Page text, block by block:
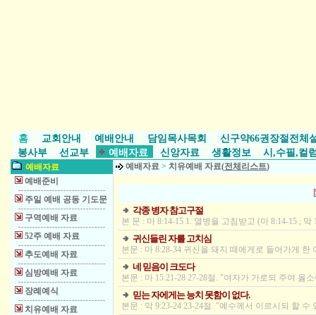
홈 교회안내 예배안내 담임목사목회
신구약66권장절전체
봉사부
선교부 예배자료 신앙자료 생활정보 시,수필,컬
예배자료
예배준비
주일 예배 공동 기도문
구역예배 자료
52주 예배 자료
추도예배 자료
심방예배 자료
장례예식
치유예배 자료
예배자료 > 치유예배 자료(전체리스트)
각종 병자 참고구절
본 문 : 마 8:14-15 1. 열병을 고침받고 (마 8:14-15 ;
귀신들린 자를 고치심
본문 : 마 8:28-34 귀신을 돼지 떼에게로 들어가게
네 믿음이 크도다
본문 : 마 15:21-28 27-28절. "여자가 가로되 주여 옳
믿는 자에게는 능치 못함이 없다.
본문 : 막 9:23-24 23-24절. "예수께서 이르시되 할